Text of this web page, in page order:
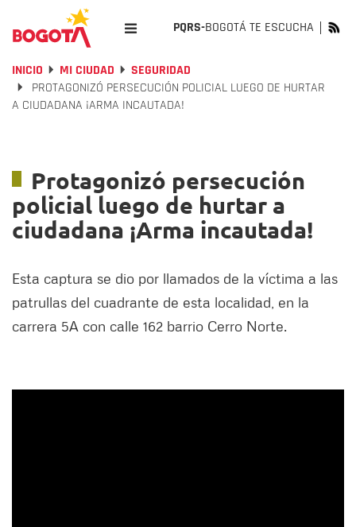
PQRS-BOGOTÁ TE ESCUCHA
INICIO MI CIUDAD
SEGURIDAD
PROTAGONIZÓ PERSECUCIÓN POLICIAL LUEGO DE HURTAR
A CIUDADANA ¡ARMA INCAUTADA!
Protagonizó persecución
policial luego de hurtar a
ciudadana ¡Arma incautada!
Esta captura se dio por llamados de la víctima a las
patrullas del cuadrante de esta localidad, en la
carrera 5A con calle 162 barrio Cerro Norte.